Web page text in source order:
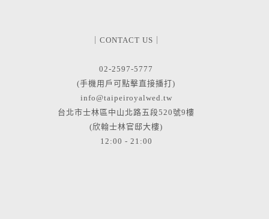
｜CONTACT US｜
02-2597-5777
(手機用戶可點擊直接播打)
info@taipeiroyalwed.tw
台北市士林區中山北路五段520號9樓
(欣翰士林官邸大樓)
12:00 - 21:00